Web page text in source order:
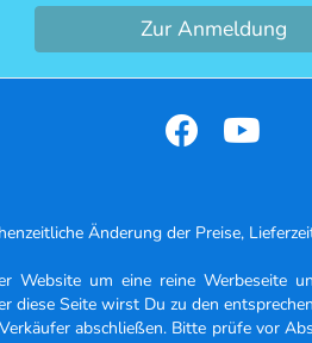
Zur Anmeldung
Änderung der Preise,
Website um eine reine Werbeseite
diese Seite wirst Du zu den
abschließen. Bitte prüfe vor